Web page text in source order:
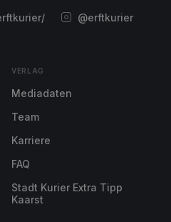
@erftkurier
VERLAG
Mediadaten
Team
Karriere
FAQ
Stadt Kurier Extra Tipp
Kaarst